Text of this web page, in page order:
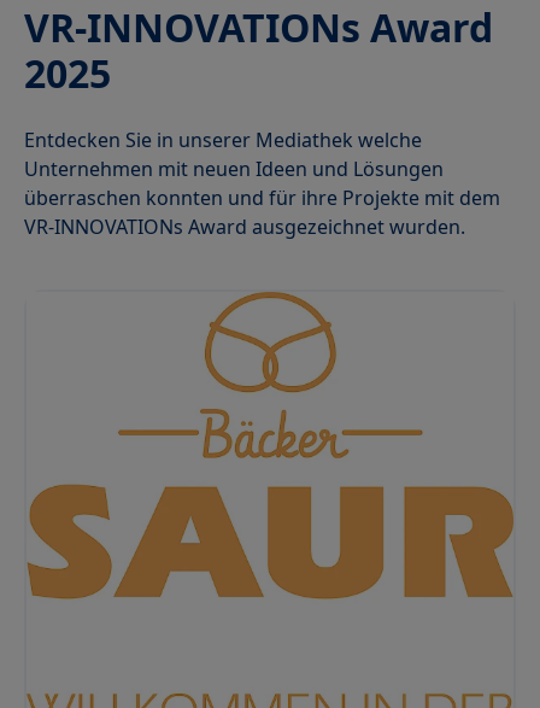
VR-INNOVATIONs Award
2025
Entdecken Sie in unserer Mediathek welche
Unternehmen mit neuen Ideen und Lösungen
überraschen konnten und für ihre Projekte mit dem
VR-INNOVATIONs Award ausgezeichnet wurden.